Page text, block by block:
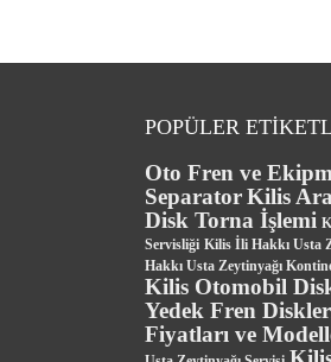
POPÜLER
Oto Fren ve
SeparatorKilis
Disk Torna İşlemi
Servisliği Kilis İli Hakkı Usta
Hakkı Usta Zeytinyağı
Kilis Otomobil
Yedek Fren
Fiyatları ve